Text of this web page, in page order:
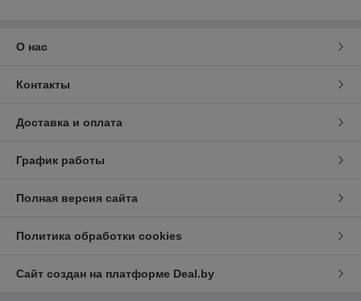
О нас
Контакты
Доставка и оплата
График работы
Полная версия сайта
Политика обработки cookies
Сайт создан на платформе Deal.by